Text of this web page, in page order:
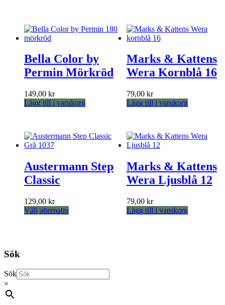
flera
olika
alternativen
kan
produktsidan
varianter.
alternativen
kan
väljas
Bella Color by
Permin Mörkröd
149,00 kr
Lägg till i varukorg
Marks & Kattens
Wera Kornblå 16
79,00 kr
Lägg till i varukorg
Austermann Step
Classic
129,00 kr
Välj alternativDen
alternativen
Marks & Kattens
Wera Ljusblå 12
79,00 kr
Lägg till i varukorg
Sök
Sök
×